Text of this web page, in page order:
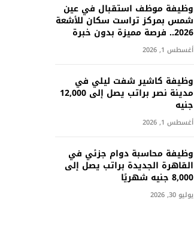
وظيفة موظف استقبال في عين
شمس بمركز تراست سكان للأشعة
2026.. فرصة مميزة بدون خبرة
أغسطس 1, 2026
وظيفة كاشير شفت ليلي في
مدينة نصر براتب يصل إلى 12,000
جنيه
أغسطس 1, 2026
وظيفة محاسبة دوام جزئي في
القاهرة الجديدة براتب يصل إلى
8,000 جنيه شهريًا
يوليو 30, 2026